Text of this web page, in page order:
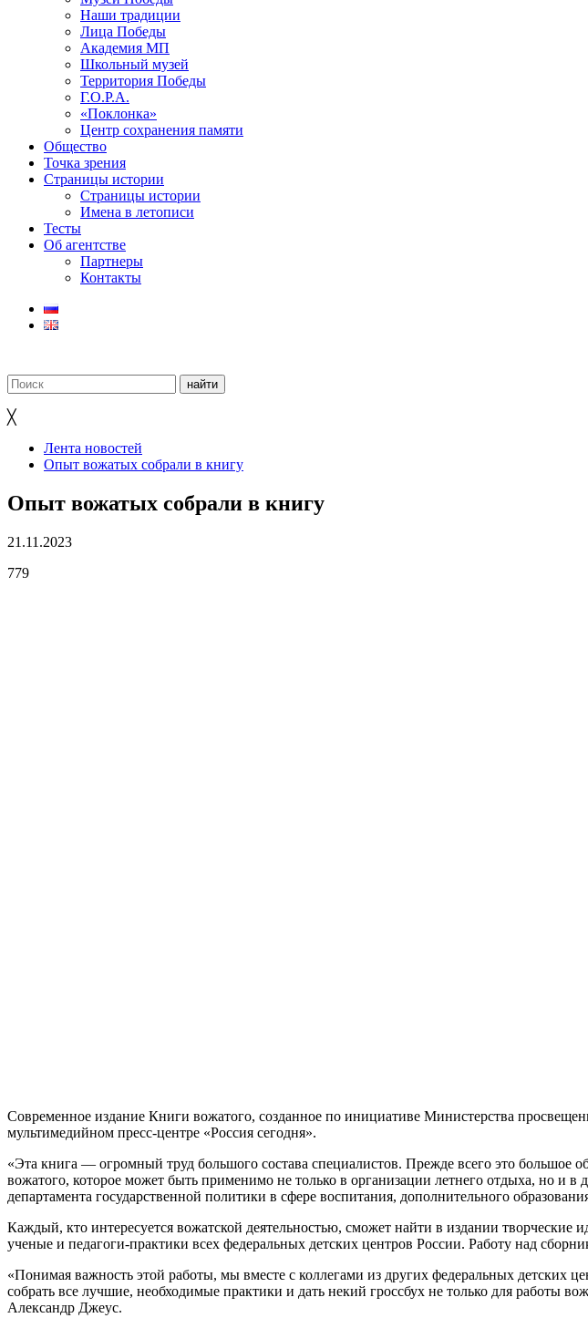
Наши традиции
Лица Победы
Академия МП
Школьный музей
Территория Победы
Г.О.Р.А.
«Поклонка»
Центр сохранения памяти
Общество
Точка зрения
Страницы истории
Страницы истории
Имена в летописи
Тесты
Об агентстве
Партнеры
Контакты
╳
Лента новостей
Опыт вожатых собрали в книгу
Опыт вожатых собрали в книгу
21.11.2023
779
Современное издание Книги вожатого, созданное по инициативе Министерства
мультимедийном пресс-центре «Россия сегодня».
«Эта книга — огромный труд большого состава специалистов. Прежде всего это
вожатого, которое может быть применимо не только в организации летнего отдыха, но и
департамента государственной политики в сфере воспитания, дополнительного
Каждый, кто интересуется вожатской деятельностью, сможет найти в издании
ученые и педагоги-практики всех федеральных детских центров России. Работу над
«Понимая важность этой работы, мы вместе с коллегами из других федеральных детских
собрать все лучшие, необходимые практики и дать некий гроссбух не только для
Александр Джеус.